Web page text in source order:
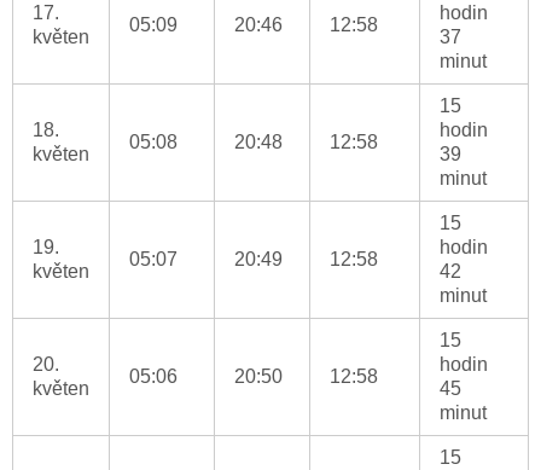
17.
květen
05:09 20:46 12:58
hodin
37
minut
18.
květen
05:08 20:48 12:58
15
hodin
39
minut
19.
květen
05:07 20:49 12:58
15
hodin
42
minut
20.
květen
05:06 20:50 12:58
15
hodin
45
minut
15